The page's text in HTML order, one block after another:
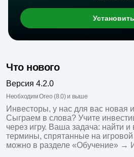
Установить
Что нового
Версия 4.2.0
Необходим Oreo (8.0) и выше
Инвесторы, у нас для вас новая
Сыграем в слова? Учите
через игру. Ваша задача: найти и
термины, спрятанные на
можно в разделе «Обучение» →